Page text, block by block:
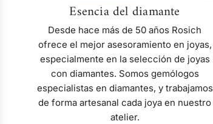
Esencia del diamante
Desde hace más de 50 años Rosich
ofrece el mejor asesoramiento en joyas,
especialmente en la selección de joyas
con diamantes. Somos gemólogos
especialistas en diamantes, y trabajamos
de forma artesanal cada joya en nuestro
atelier.